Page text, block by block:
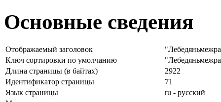
Основные сведения
Отображаемый заголовок
Ключ сортировки по умолчанию
Длина страницы (в байтах)
2922
Идентификатор страницы
71
Язык страницы
ru - русский